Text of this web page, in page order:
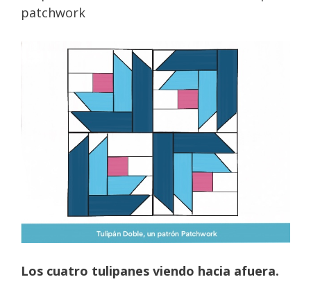
patchwork
Los cuatro tulipanes viendo hacia afuera.